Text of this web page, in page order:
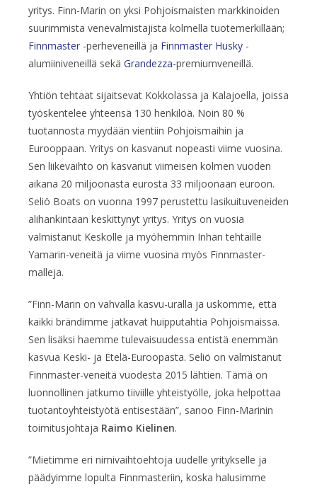
yritys. Finn-Marin on yksi Pohjoismaisten markkinoiden
suurimmista venevalmistajista kolmella tuotemerkillään;
Finnmaster -perheveneillä ja Finnmaster Husky -
alumiiniveneillä sekä Grandezza-premiumveneillä.
Yhtiön tehtaat sijaitsevat Kokkolassa ja Kalajoella, joissa
työskentelee yhteensä 130 henkilöä. Noin 80 %
tuotannosta myydään vientiin Pohjoismaihin ja
Eurooppaan. Yritys on kasvanut nopeasti viime vuosina.
Sen liikevaihto on kasvanut viimeisen kolmen vuoden
aikana 20 miljoonasta eurosta 33 miljoonaan euroon.
Seliö Boats on vuonna 1997 perustettu lasikuituveneiden
alihankintaan keskittynyt yritys. Yritys on vuosia
valmistanut Keskolle ja myöhemmin Inhan tehtaille
Yamarin-veneitä ja viime vuosina myös Finnmaster-
malleja.
”Finn-Marin on vahvalla kasvu-uralla ja uskomme, että
kaikki brändimme jatkavat huipputahtia Pohjoismaissa.
Sen lisäksi haemme tulevaisuudessa entistä enemmän
kasvua Keski- ja Etelä-Euroopasta. Seliö on valmistanut
Finnmaster-veneitä vuodesta 2015 lähtien. Tämä on
luonnollinen jatkumo tiiviille yhteistyölle, joka helpottaa
tuotantoyhteistyötä entisestään”, sanoo Finn-Marinin
toimitusjohtaja Raimo Kielinen.
”Mietimme eri nimivaihtoehtoja uudelle yritykselle ja
päädyimme lopulta Finnmasteriin, koska halusimme